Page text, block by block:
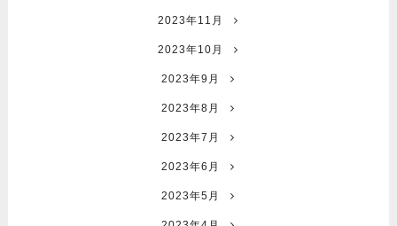
2023年11月
2023年10月
2023年9月
2023年8月
2023年7月
2023年6月
2023年5月